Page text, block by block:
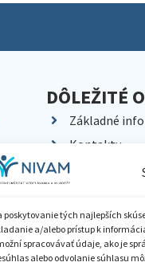
poskytovanie tých najlepších
a/alebo prístup k
spracovávať údaje, ako je
alebo odvolanie súhlasu
DÔLEŽITÉ
Základné
Kontakty
Kariéra
Pracoviská
Dokumenty
Knižnica